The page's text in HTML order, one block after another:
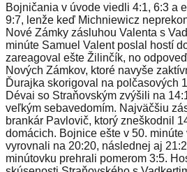
Bojničania v úvode viedli 4:1, 6:3 a
9:7, lenže keď Michniewicz
Nové Zámky zásluhou Valenta s
minúte Samuel Valent poslal hostí
zareagoval ešte Žilinčík, no
Nových Zámkov, ktoré navyše
Ďurajka skorigoval na polčasových
Dévai so Straňovským zvýšili na
veľkým sebavedomím. Najväčšiu
brankár Pavlovič, ktorý zneškodnil
domácich. Bojnice ešte v 50.
vyrovnali na 20:20, následnej aj
minútovku prehrali pomerom 3:5.